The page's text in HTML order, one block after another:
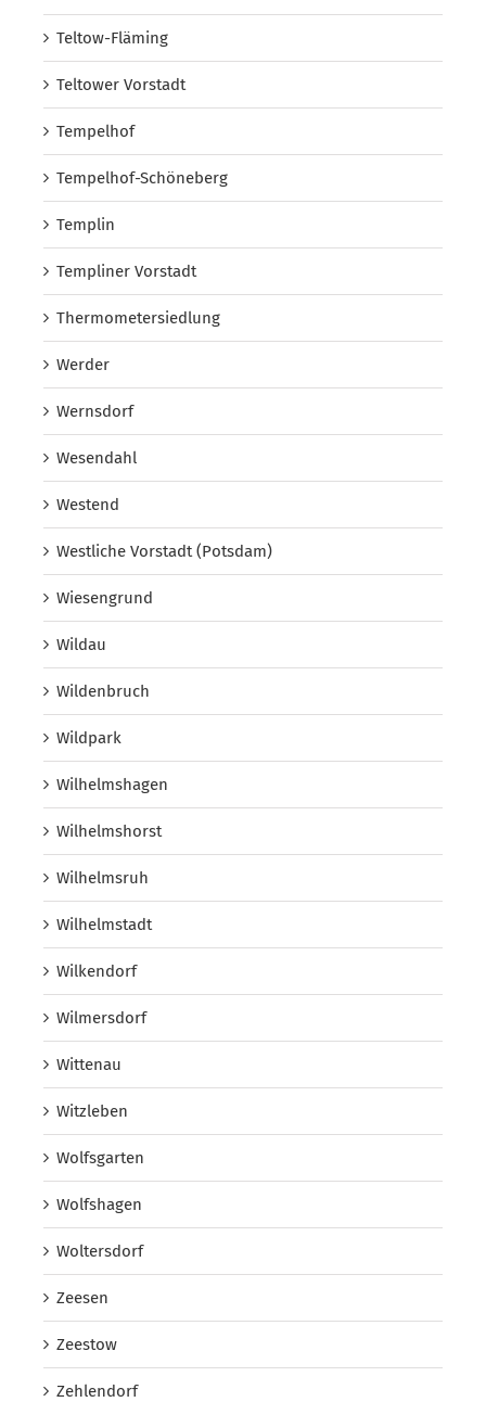
Teltow-Fläming
Teltower Vorstadt
Tempelhof
Tempelhof-Schöneberg
Templin
Templiner Vorstadt
Thermometersiedlung
Werder
Wernsdorf
Wesendahl
Westend
Westliche Vorstadt (Potsdam)
Wiesengrund
Wildau
Wildenbruch
Wildpark
Wilhelmshagen
Wilhelmshorst
Wilhelmsruh
Wilhelmstadt
Wilkendorf
Wilmersdorf
Wittenau
Witzleben
Wolfsgarten
Wolfshagen
Woltersdorf
Zeesen
Zeestow
Zehlendorf